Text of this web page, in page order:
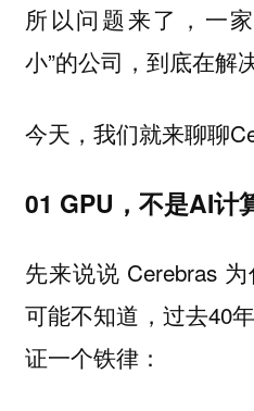
所以问题来了，一
小”的公司，到底在解
今天，我们就来聊聊
01 GPU，不是AI计
先来说说 Cerebras
可能不知道，过去40
证一个铁律：